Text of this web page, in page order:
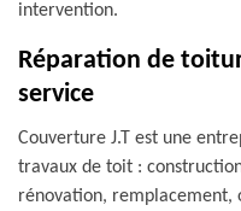
intervention.
Réparation de
service
Couverture J.T est une
travaux de toit :
rénovation, remplacement,